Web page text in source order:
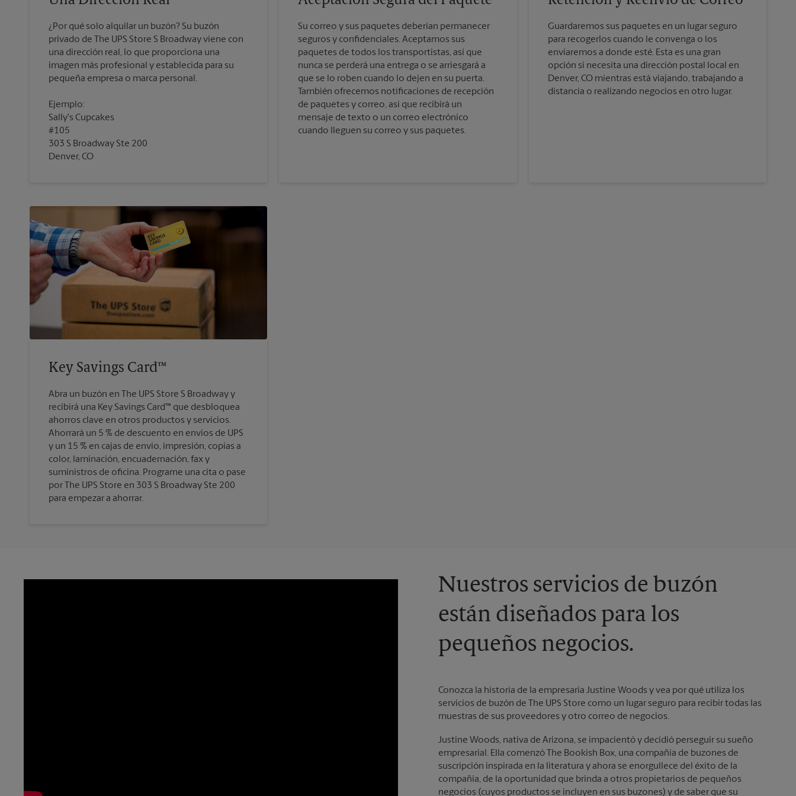
¿Por qué solo alquilar un buzón? Su buzón
privado de The UPS Store S Broadway viene con
una dirección real, lo que proporciona una
imagen más profesional y establecida para su
pequeña empresa o marca personal.
Ejemplo:
Sally's Cupcakes
#105
303 S Broadway Ste 200
Denver, CO
Su correo y sus paquetes deberían permanecer
seguros y confidenciales. Aceptamos sus
paquetes de todos los transportistas, así que
nunca se perderá una entrega o se arriesgará a
que se lo roben cuando lo dejen en su puerta.
También ofrecemos notificaciones de recepción
de paquetes y correo, así que recibirá un
mensaje de texto o un correo electrónico
cuando lleguen su correo y sus paquetes.
Guardaremos sus paquetes en un lugar seguro
para recogerlos cuando le convenga o los
enviaremos a donde esté. Esta es una gran
opción si necesita una dirección postal local en
Denver, CO mientras está viajando, trabajando a
distancia o realizando negocios en otro lugar.
Key Savings Card™
Abra un buzón en The UPS Store S Broadway y
recibirá una Key Savings Card™ que desbloquea
ahorros clave en otros productos y servicios.
Ahorrará un 5 % de descuento en envíos de UPS
y un 15 % en cajas de envío, impresión, copias a
color, laminación, encuadernación, fax y
suministros de oficina. Programe una cita o pase
por The UPS Store en 303 S Broadway Ste 200
para empezar a ahorrar.
Nuestros servicios de buzón
están diseñados para los
pequeños negocios.
Conozca la historia de la empresaria Justine Woods y vea por qué utiliza los
servicios de buzón de The UPS Store como un lugar seguro para recibir todas las
muestras de sus proveedores y otro correo de negocios.
Justine Woods, nativa de Arizona, se impacientó y decidió perseguir su sueño
empresarial. Ella comenzó The Bookish Box, una compañía de buzones de
suscripción inspirada en la literatura y ahora se enorgullece del éxito de la
compañía, de la oportunidad que brinda a otros propietarios de pequeños
negocios (cuyos productos se incluyen en sus buzones) y de saber que su